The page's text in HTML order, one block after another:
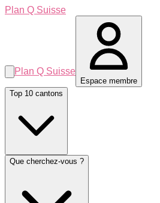
Plan Q Suisse
Plan Q Suisse
Espace membre
Top 10 cantons
Que cherchez-vous ?